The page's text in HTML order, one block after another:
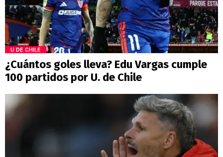
U DE CHILE
¿Cuántos goles lleva? Edu Vargas cumple
100 partidos por U. de Chile